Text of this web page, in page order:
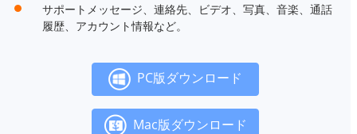
サポートメッセージ、連絡先、ビデオ、写真、音楽、通話
履歴、アカウント情報など。
PC版ダウンロード
Mac版ダウンロード